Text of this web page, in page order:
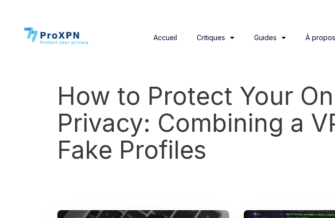
Accueil Critiques Guides À
How to Protect Your
Privacy: Combining a
Fake Profiles